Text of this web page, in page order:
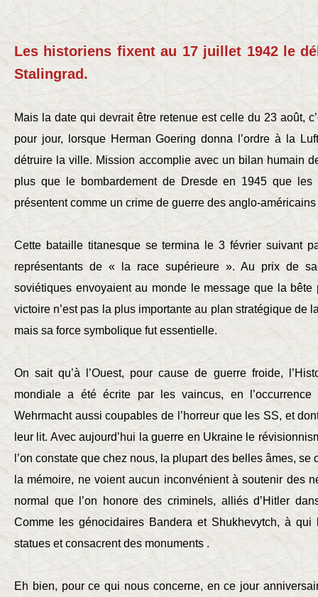
Les historiens fixent au 17 juillet 1942 le
Stalingrad.
Mais la date qui devrait être retenue est celle du 23 août,
pour jour, lorsque Herman Goering donna l’ordre à la
détruire la ville. Mission accomplie avec un bilan humain
plus que le bombardement de Dresde en 1945 que les
présentent comme un crime de guerre des anglo-
Cette bataille titanesque se termina le 3 février suivant
représentants de « la race supérieure ». Au prix de
soviétiques envoyaient au monde le message que la bête
victoire n’est pas la plus importante au plan stratégique de
mais sa force symbolique fut essentielle.
On sait qu’à l’Ouest, pour cause de guerre froide,
mondiale a été écrite par les vaincus, en
Wehrmacht aussi coupables de l’horreur que les SS, et
leur lit. Avec aujourd’hui la guerre en Ukraine le
l’on constate que chez nous, la plupart des belles âmes, se
la mémoire, ne voient aucun inconvénient à soutenir des
normal que l’on honore des criminels, alliés d’Hitler
Comme les génocidaires Bandera et Shukhevytch, à
statues et consacrent des monuments .
Eh bien, pour ce qui nous concerne, en ce jour